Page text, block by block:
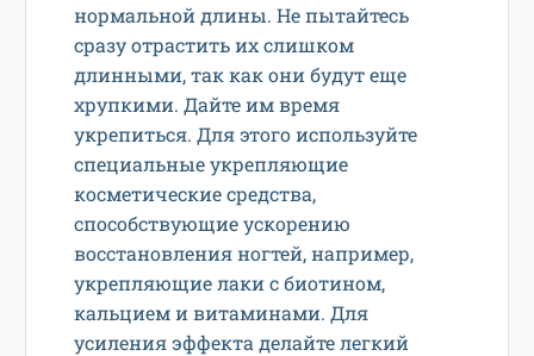
нормальной длины. Не пытайтесь
сразу отрастить их слишком
длинными, так как они будут еще
хрупкими. Дайте им время
укрепиться. Для этого используйте
специальные укрепляющие
косметические средства,
способствующие ускорению
восстановления ногтей, например,
укрепляющие лаки с биотином,
кальцием и витаминами. Для
усиления эффекта делайте легкий